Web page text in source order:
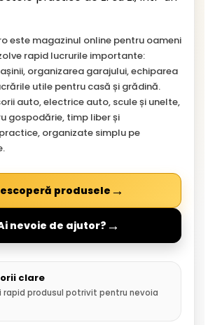
este magazinul online pentru oameni
rapid lucrurile importante:
organizarea garajului, echiparea
utile pentru casă și grădină.
auto, electrice auto, scule și unelte,
gospodărie, timp liber și
organizate simplu pe
produsele →
nevoie de ajutor? →
clare
rapid produsul potrivit pentru nevoia